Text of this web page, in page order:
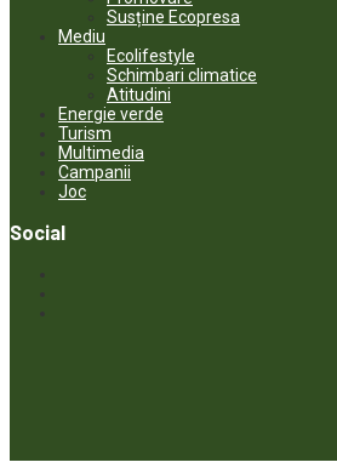
Susține Ecopresa
Mediu
Ecolifestyle
Schimbari climatice
Atitudini
Energie verde
Turism
Multimedia
Campanii
Joc
Social